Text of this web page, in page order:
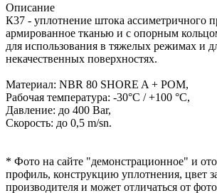
Описание
К37 - уплотнение штока ассиметричного
армированное тканью и c опорным
для использования в тяжелых режимах и
некачественных поверхностях.
Материал: NBR 80 SHORE A + POM,
Рабочая температура: -30°C / +100 °C,
Давление: до 400 Bar,
Скорость: до 0,5 m/sn.
* Фото на сайте "демонстрационное" и
профиль, конструкцию уплотнения, цвет
производителя и может отличаться от